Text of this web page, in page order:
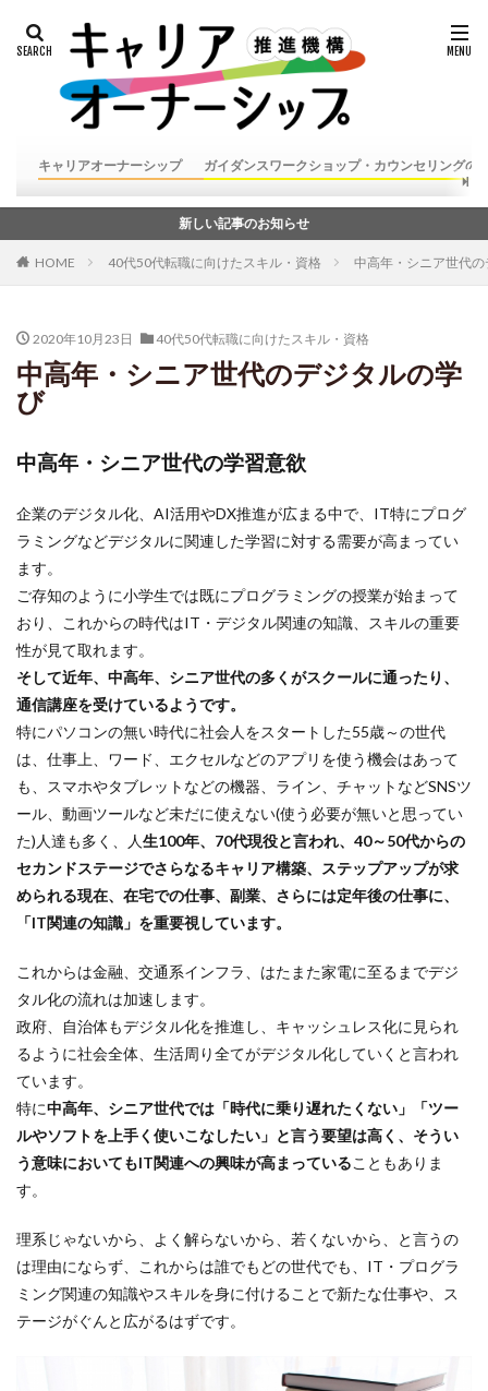
キャリアオーナーシップ ガイダンスワークショップ・カウンセリングの
新しい記事のお知らせ
HOME 40代50代転職に向けたスキル・資格 中高年・シニア世代
2020年10月23日 40代50代転職に向けたスキル・資格
中高年・シニア世代のデジタルの学
び
中高年・シニア世代の学習意欲
企業のデジタル化、AI活用やDX推進が広まる中で、IT特にプログ
ラミングなどデジタルに関連した学習に対する需要が高まってい
ます。
ご存知のように小学生では既にプログラミングの授業が始まって
おり、これからの時代はIT・デジタル関連の知識、スキルの重要
性が見て取れます。
そして近年、中高年、シニア世代の多くがスクールに通ったり、
通信講座を受けているようです。
特にパソコンの無い時代に社会人をスタートした55歳～の世代
は、仕事上、ワード、エクセルなどのアプリを使う機会はあって
も、スマホやタブレットなどの機器、ライン、チャットなどSNSツ
ール、動画ツールなど未だに使えない(使う必要が無いと思ってい
た)人達も多く、人生100年、70代現役と言われ、40～50代からの
セカンドステージでさらなるキャリア構築、ステップアップが求
められる現在、在宅での仕事、副業、さらには定年後の仕事に、
「IT関連の知識」を重要視しています。
これからは金融、交通系インフラ、はたまた家電に至るまでデジ
タル化の流れは加速します。
政府、自治体もデジタル化を推進し、キャッシュレス化に見られ
るように社会全体、生活周り全てがデジタル化していくと言われ
ています。
特に中高年、シニア世代では「時代に乗り遅れたくない」「ツー
ルやソフトを上手く使いこなしたい」と言う要望は高く、そうい
う意味においてもIT関連への興味が高まっていることもありま
す。
理系じゃないから、よく解らないから、若くないから、と言うの
は理由にならず、これからは誰でもどの世代でも、IT・プログラ
ミング関連の知識やスキルを身に付けることで新たな仕事や、ス
テージがぐんと広がるはずです。